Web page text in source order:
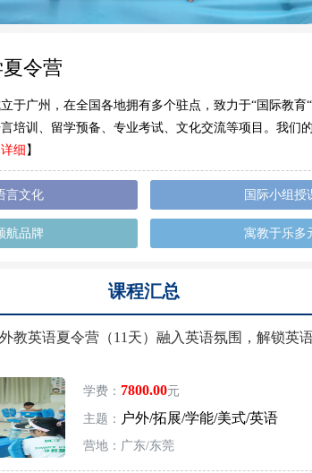
令营
于广州，在全国各地拥有多个驻点，致力于“国际教育
培训、留学预备、专业考试、文化交流等项目。我们
详细 】
言文化 国际小组授
航品牌 寓教于乐多
课程汇总
外教英语夏令营（11天）融入英语氛围，解锁英
学费： 7800.00元
主题： 户外/拓展/学能/美式/英语
营地：广东/东莞